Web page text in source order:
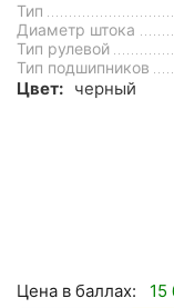
Тип
Диаметр штока
Тип рулевой
Тип подшипников
Цвет: черный
Цена в баллах: 15